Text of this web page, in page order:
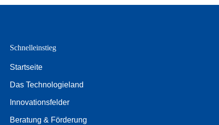
Schnelleinstieg
Startseite
Das Technologieland
Innovationsfelder
Beratung & Förderung